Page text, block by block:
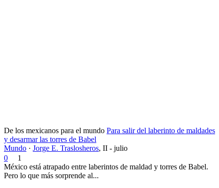
De los mexicanos para el mundo Para salir del laberinto de maldades
y desarmar las torres de Babel
Mundo · Jorge E. Traslosheros, II - julio
0
1
México está atrapado entre laberintos de maldad y torres de Babel.
Pero lo que más sorprende al...